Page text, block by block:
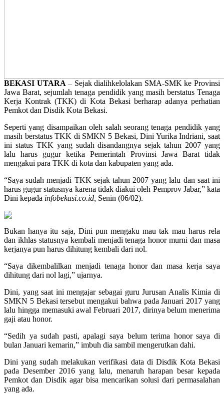
BEKASI UTARA– Sejak dialihkelolakan SMA-SMK ke Provinsi
Jawa Barat, sejumlah tenaga pendidik yang masih berstatus Tenaga
Kerja Kontrak (TKK) di Kota Bekasi berharap adanya perhatian
Pemkot dan Disdik Kota Bekasi.
Seperti yang disampaikan oleh salah seorang tenaga pendidik yang
masih berstatus TKK di SMKN 5 Bekasi, Dini Yurika Indriani, saat
ini status TKK yang sudah disandangnya sejak tahun 2007 yang
lalu harus gugur ketika Pemerintah Provinsi Jawa Barat tidak
mengakui para TKK di kota dan kabupaten yang ada.
“Saya sudah menjadi TKK sejak tahun 2007 yang lalu dan saat ini
harus gugur statusnya karena tidak diakui oleh Pemprov Jabar,” kata
Dini kepada infobekasi.co.id, Senin (06/02).
Bukan hanya itu saja, Dini pun mengaku mau tak mau harus rela
dan ikhlas statusnya kembali menjadi tenaga honor murni dan masa
kerjanya pun harus dihitung kembali dari nol.
“Saya dikembalilkan menjadi tenaga honor dan masa kerja saya
dihitung dari nol lagi,” ujarnya.
Dini, yang saat ini mengajar sebagai guru Jurusan Analis Kimia di
SMKN 5 Bekasi tersebut mengakui bahwa pada Januari 2017 yang
lalu hingga memasuki awal Februari 2017, dirinya belum menerima
gaji atau honor.
“Sedih ya sudah pasti, apalagi saya belum terima honor saya di
bulan Januari kemarin,” imbuh dia sambil mengerutkan dahi.
Dini yang sudah melakukan verifikasi data di Disdik Kota Bekasi
pada Desember 2016 yang lalu, menaruh harapan besar kepada
Pemkot dan Disdik agar bisa mencarikan solusi dari permasalahan
yang ada.